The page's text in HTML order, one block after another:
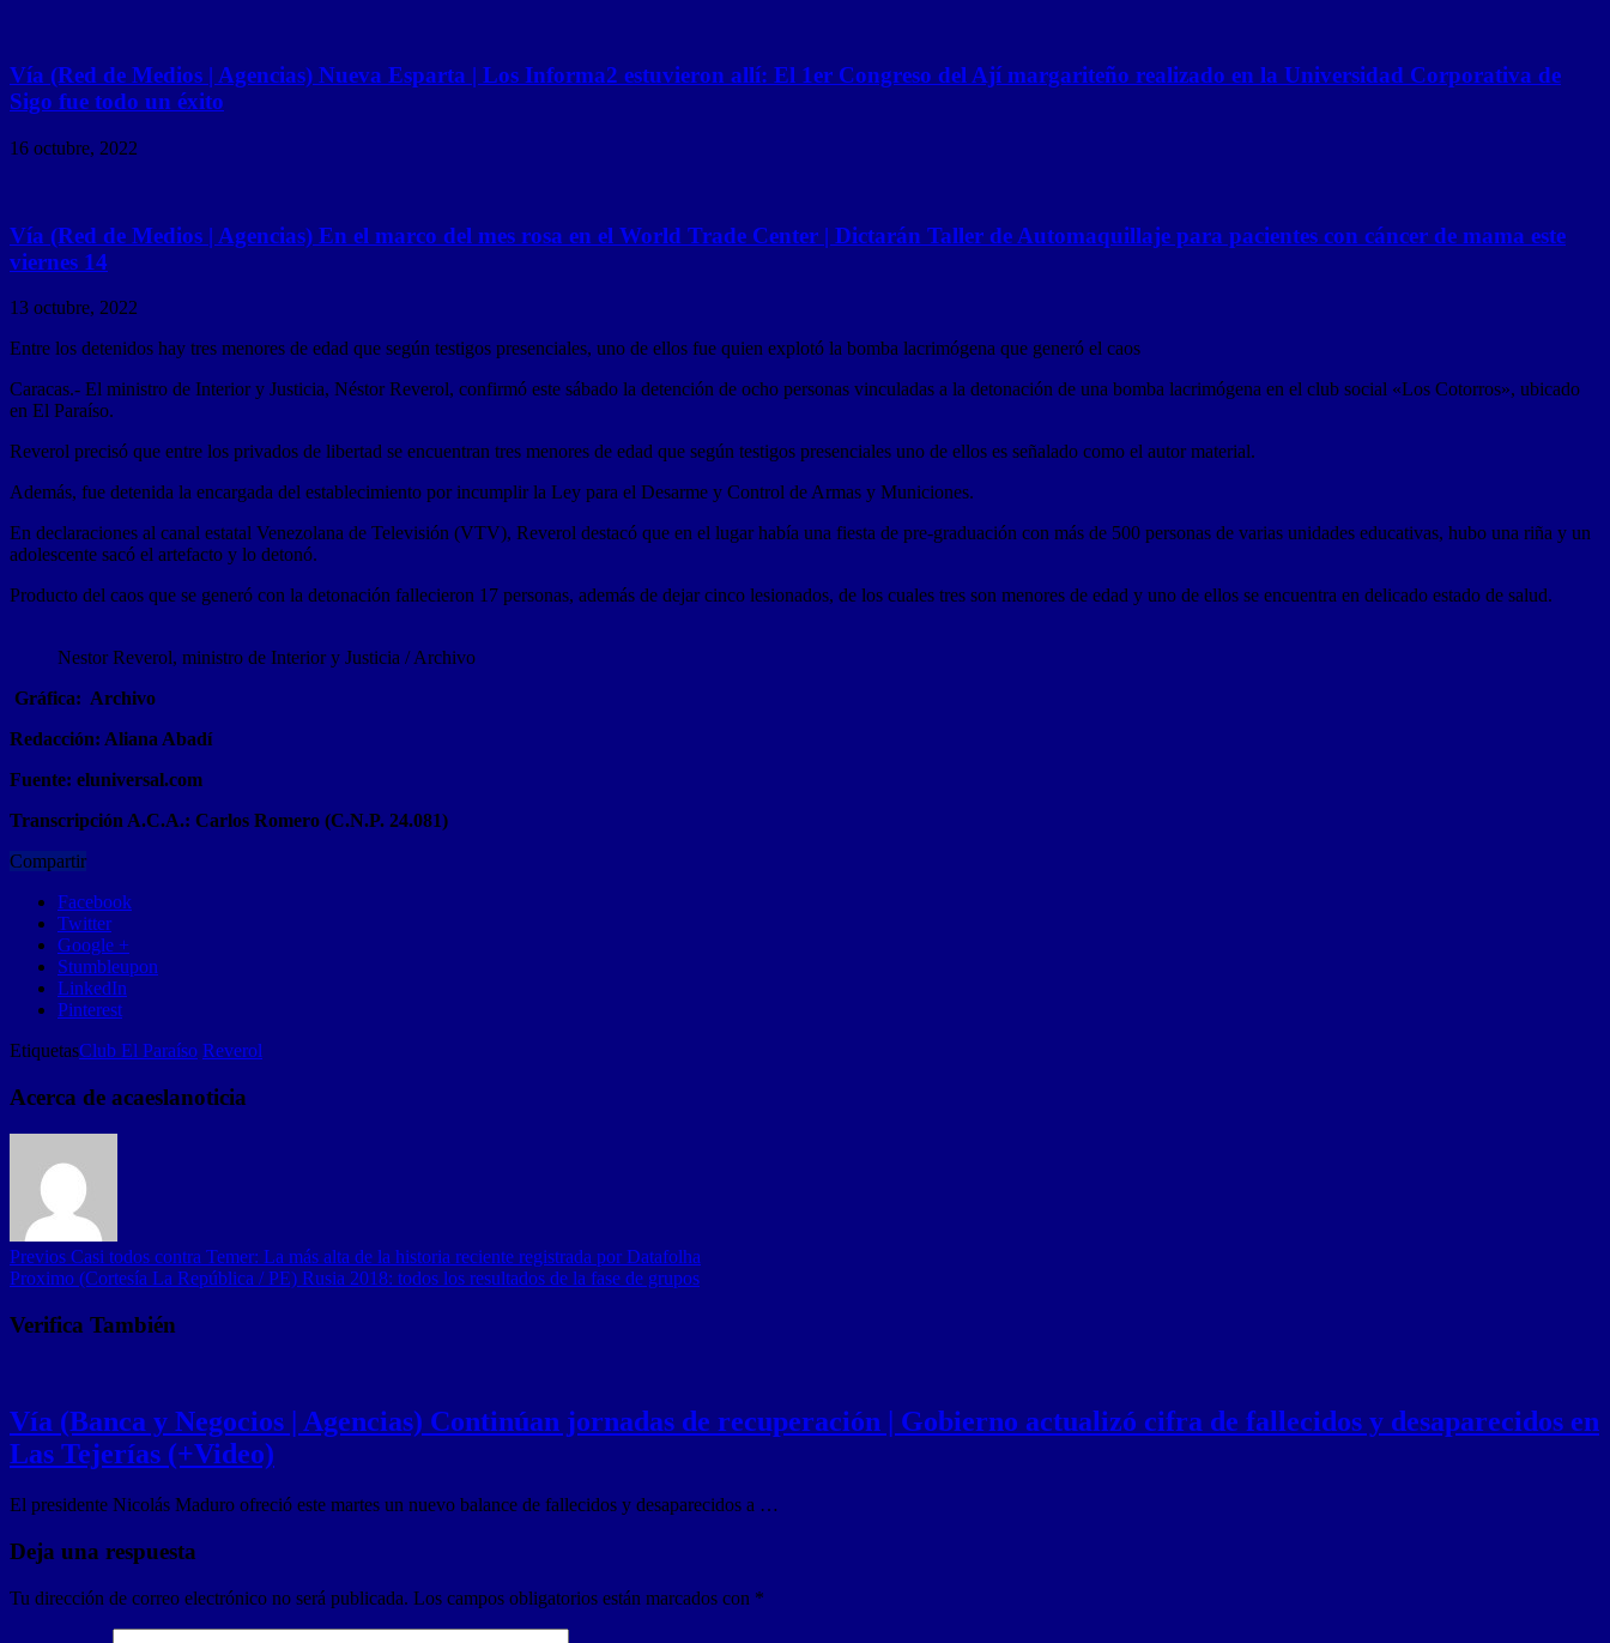
Vía (Red de Medios | Agencias) Nueva Esparta | Los Informa2 estuvieron allí: El 1er Congreso del Ají margariteño realizado en la Universidad Corporativa de
Sigo fue todo un éxito
16 octubre, 2022
Vía (Red de Medios | Agencias) En el marco del mes rosa en el World Trade Center | Dictarán Taller de Automaquillaje para pacientes con cáncer de mama este
viernes 14
13 octubre, 2022
Entre los detenidos hay tres menores de edad que según testigos presenciales, uno de ellos fue quien explotó la bomba lacrimógena que generó el caos
Caracas.- El ministro de Interior y Justicia, Néstor Reverol, confirmó este sábado la detención de ocho personas vinculadas a la detonación de una bomba lacrimógena en el club social «Los Cotorros», ubicado
en El Paraíso.
Reverol precisó que entre los privados de libertad se encuentran tres menores de edad que según testigos presenciales uno de ellos es señalado como el autor material.
Además, fue detenida la encargada del establecimiento por incumplir la Ley para el Desarme y Control de Armas y Municiones.
En declaraciones al canal estatal Venezolana de Televisión (VTV), Reverol destacó que en el lugar había una fiesta de pre-graduación con más de 500 personas de varias unidades educativas, hubo una riña y un
adolescente sacó el artefacto y lo detonó.
Producto del caos que se generó con la detonación fallecieron 17 personas, además de dejar cinco lesionados, de los cuales tres son menores de edad y uno de ellos se encuentra en delicado estado de salud.
Nestor Reverol, ministro de Interior y Justicia / Archivo
Gráfica: Archivo
Redacción: Aliana Abadí
Fuente: eluniversal.com
Transcripción A.C.A.: Carlos Romero (C.N.P. 24.081)
Compartir
Facebook
Twitter
Google +
Stumbleupon
LinkedIn
Pinterest
EtiquetasClub El Paraíso Reverol
Acerca de acaeslanoticia
Previos Casi todos contra Temer: La más alta de la historia reciente registrada por Datafolha
Proximo (Cortesía La República / PE) Rusia 2018: todos los resultados de la fase de grupos
Verifica También
Vía (Banca y Negocios | Agencias) Continúan jornadas de recuperación | Gobierno actualizó cifra de fallecidos y desaparecidos en
Las Tejerías (+Video)
El presidente Nicolás Maduro ofreció este martes un nuevo balance de fallecidos y desaparecidos a …
Deja una respuesta
Tu dirección de correo electrónico no será publicada. Los campos obligatorios están marcados con *